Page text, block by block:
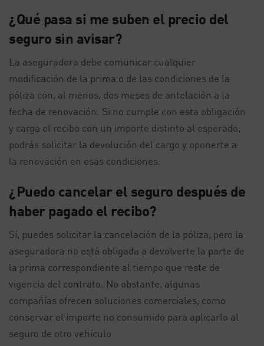
¿Qué pasa si me suben el precio del
seguro sin avisar?
La aseguradora debe comunicar cualquier
modificación de la prima o de las condiciones de la
póliza con, al menos, dos meses de antelación a la
fecha de renovación. Si no cumple con esta obligación
y carga el recibo con un importe distinto al esperado,
podrás solicitar la devolución del cargo y oponerte a
la renovación en esas condiciones.
¿Puedo cancelar el seguro después de
haber pagado el recibo?
Sí, puedes solicitar la cancelación de la póliza, pero la
aseguradora no está obligada a devolverte la parte de
la prima correspondiente al tiempo que reste de
vigencia del contrato. No obstante, algunas
compañías ofrecen soluciones comerciales, como
conservar el importe no consumido para aplicarlo al
seguro de otro vehículo.